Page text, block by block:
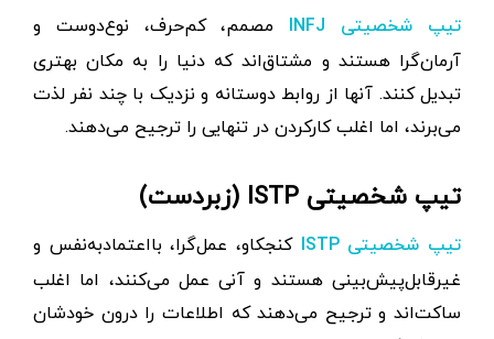
تیپ شخصیتی INFJ
مصمم، کم‌حرف، نوع‌دوست و
آرمان‌گرا هستند و مشتاق‌اند که دنیا را به مکان بهتری
تبدیل کنند. آنها از روابط دوستانه و نزدیک با چند نفر لذت
می‌برند، اما اغلب کارکردن در تنهایی را ترجیح می‌دهند.
تیپ شخصیتی ISTP (زبردست)
تیپ شخصیتی ISTP
کنجکاو، عمل‌گرا، بااعتمادبه‌نفس و
غیرقابل‌پیش‌بینی هستند و آنی عمل می‌کنند، اما اغلب
ساکت‌اند و ترجیح می‌دهند که اطلاعات را درون خودشان